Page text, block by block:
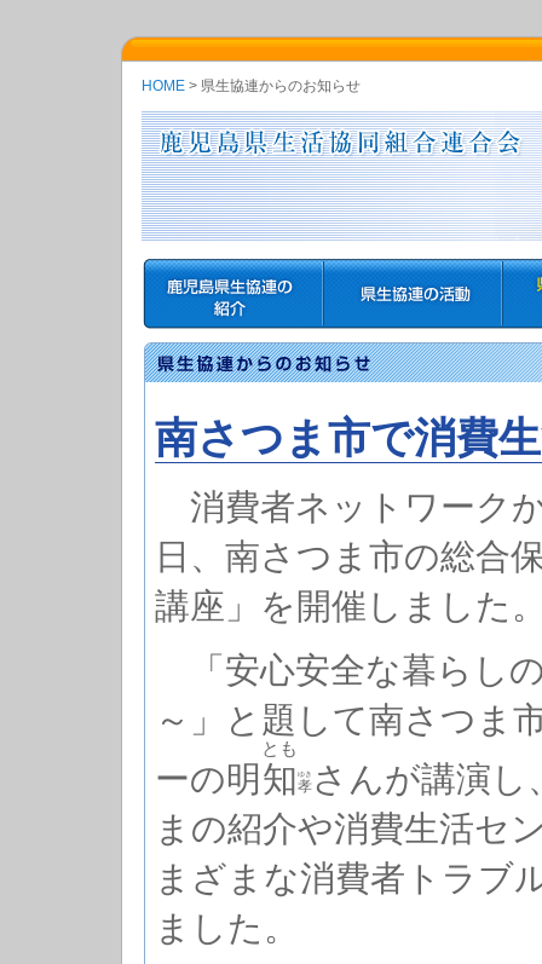
HOME > 県生協連からのお知らせ
南さつま市で消費
消費者ネットワーク
日、南さつま市の総合
講座」を開催しました
「安心安全な暮らし
～」と題して南さつま
ーの明 知
とも
孝
ゆき
さんが講演し
まの紹介や消費生活セ
まざまな消費者トラブ
ました。